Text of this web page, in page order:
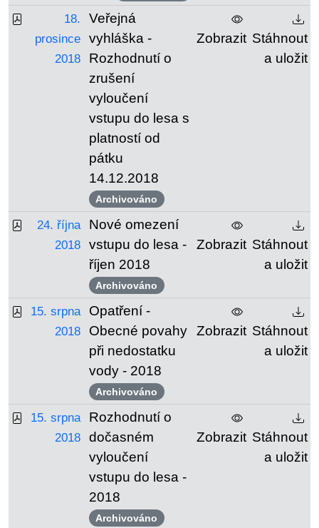
18.
prosince
2018
Veřejná
vyhláška -
Rozhodnutí o
zrušení
vyloučení
vstupu do lesa s
platností od
pátku
14.12.2018
Archivováno
Zobrazit Stáhnout
a uložit
24. října
2018
Nové omezení
vstupu do lesa -
říjen 2018
Archivováno
Zobrazit Stáhnout
a uložit
15. srpna
2018
Opatření -
Obecné povahy
při nedostatku
vody - 2018
Archivováno
Zobrazit Stáhnout
a uložit
15. srpna
2018
Rozhodnutí o
dočasném
vyloučení
vstupu do lesa -
2018
Archivováno
Zobrazit Stáhnout
a uložit